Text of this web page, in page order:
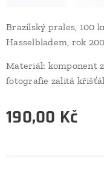
Brazilský prales, 100
Hasselbladem, rok
Materiál: komponent
fotografie zalitá
190,00 Kč